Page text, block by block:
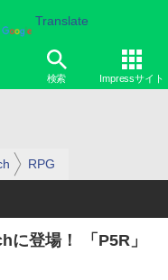
Translate
検索 Impressサイト
RPG
に登場！ 「P5R」